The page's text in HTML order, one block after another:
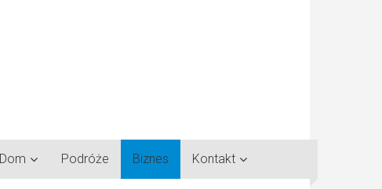
Dom Podróże Biznes Kontakt